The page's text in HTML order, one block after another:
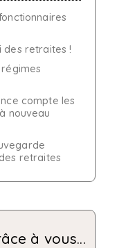
des retraites !
compte les
nouveau
retraites
à vous...